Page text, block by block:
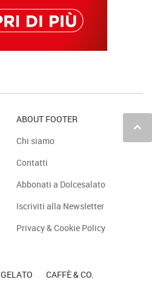
keyboard_arrow_up
ABOUT FOOTER
Chi siamo
Contatti
Abbonati a Dolcesalato
Iscriviti alla Newsletter
Privacy & Cookie Policy
GELATO CAFFÈ & CO.